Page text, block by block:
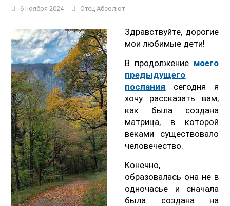
6 ноября 2024 Отец Абсолют
Здравствуйте, дорогие
мои любимые дети!
В продолжение моего
предыдущего
послания сегодня я
хочу рассказать вам,
как была создана
матрица, в которой
веками существовало
человечество.
Конечно,
образовалась она не в
одночасье и сначала
была создана на